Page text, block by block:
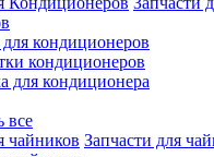
кондиционеров
кондиционеров
для кондиционера
все
Запчасти для